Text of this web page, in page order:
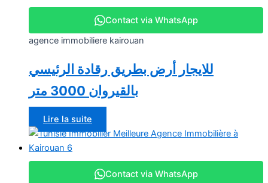
Contact via WhatsApp
agence immobiliere kairouan
للايجار أرض بطريق رقادة الرئيسي
بالقيروان 3000 متر
Lire la suite
Contact via WhatsApp